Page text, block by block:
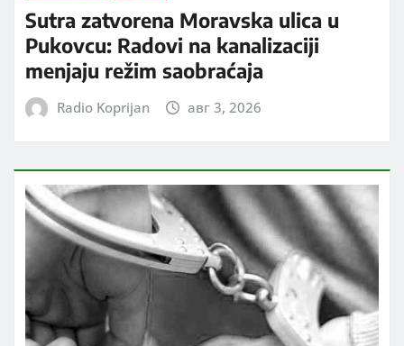
Sutra zatvorena Moravska ulica u
Pukovcu: Radovi na kanalizaciji
menjaju režim saobraćaja
Radio Koprijan авг 3, 2026